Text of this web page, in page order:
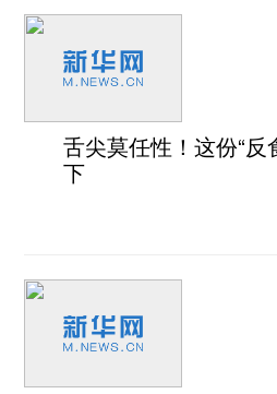
舌尖莫任性！这份“反
下